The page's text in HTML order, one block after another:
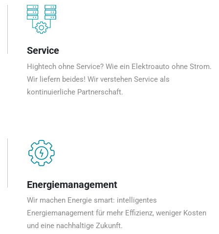
Service
Hightech ohne Service? Wie ein Elektroauto ohne Strom.
Wir liefern beides! Wir verstehen Service als
kontinuierliche Partnerschaft.
Energiemanagement
Wir machen Energie smart: intelligentes
Energiemanagement für mehr Effizienz, weniger Kosten
und eine nachhaltige Zukunft.